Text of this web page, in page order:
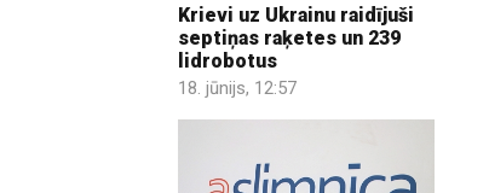
Krievi uz Ukrainu raidījuši
septiņas raķetes un 239
lidrobotus
18. jūnijs, 12:57